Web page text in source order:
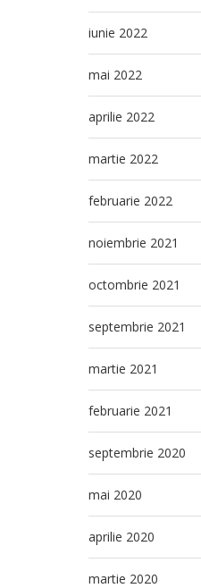
iunie 2022
mai 2022
aprilie 2022
martie 2022
februarie 2022
noiembrie 2021
octombrie 2021
septembrie 2021
martie 2021
februarie 2021
septembrie 2020
mai 2020
aprilie 2020
martie 2020